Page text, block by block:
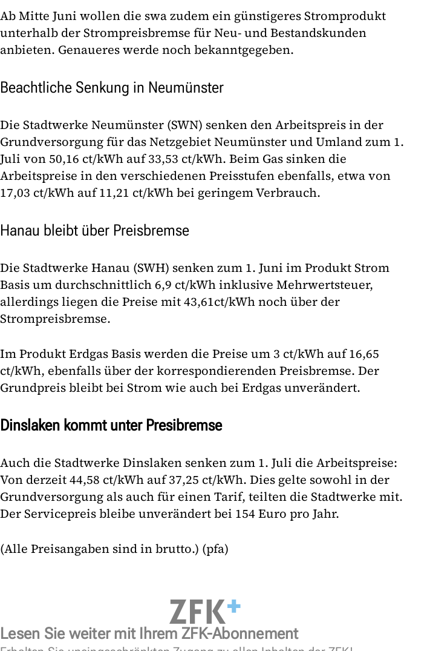
Ab Mitte Juni wollen die swa zudem ein günstigeres Stromprodukt
unterhalb der Strompreisbremse für Neu- und Bestandskunden
anbieten. Genaueres werde noch bekanntgegeben.
Beachtliche Senkung in Neumünster
Die Stadtwerke Neumünster (SWN) senken den Arbeitspreis in der
Grundversorgung für das Netzgebiet Neumünster und Umland zum 1.
Juli von 50,16 ct/kWh auf 33,53 ct/kWh. Beim Gas sinken die
Arbeitspreise in den verschiedenen Preisstufen ebenfalls, etwa von
17,03 ct/kWh auf 11,21 ct/kWh bei geringem Verbrauch.
Hanau bleibt über Preisbremse
Die Stadtwerke Hanau (SWH) senken zum 1. Juni im Produkt Strom
Basis um durchschnittlich 6,9 ct/kWh inklusive Mehrwertsteuer,
allerdings liegen die Preise mit 43,61ct/kWh noch über der
Strompreisbremse.
Im Produkt Erdgas Basis werden die Preise um 3 ct/kWh auf 16,65
ct/kWh, ebenfalls über der korrespondierenden Preisbremse. Der
Grundpreis bleibt bei Strom wie auch bei Erdgas unverändert.
Dinslaken kommt unter Presibremse
Auch die Stadtwerke Dinslaken senken zum 1. Juli die Arbeitspreise:
Von derzeit 44,58 ct/kWh auf 37,25 ct/kWh. Dies gelte sowohl in der
Grundversorgung als auch für einen Tarif, teilten die Stadtwerke mit.
Der Servicepreis bleibe unverändert bei 154 Euro pro Jahr.
(Alle Preisangaben sind in brutto.) (pfa)
Lesen Sie weiter mit Ihrem ZFK-Abonnement